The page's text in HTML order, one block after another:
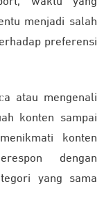
menjadi salah
preferensi
atau mengenali
konten sampai
konten
dengan
yang sama